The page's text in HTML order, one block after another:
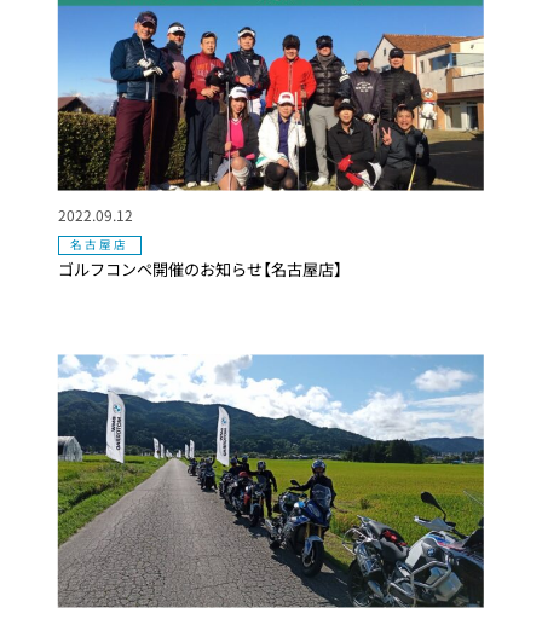
ゴルフコンペ開催のお知らせ【名古屋店】
2022.09.12
名古屋店